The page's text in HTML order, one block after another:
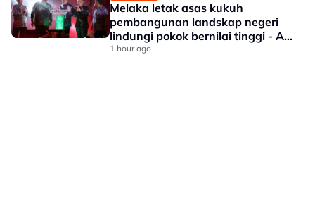
Melaka letak asas kukuh
pembangunan landskap negeri
lindungi pokok bernilai tinggi - Ab
Rauf
1 hour ago